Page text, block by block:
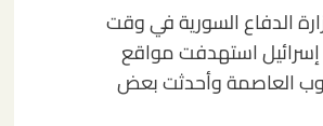
الدفاع السورية في وقت
استهدفت مواقع
العاصمة وأحدثت بعض